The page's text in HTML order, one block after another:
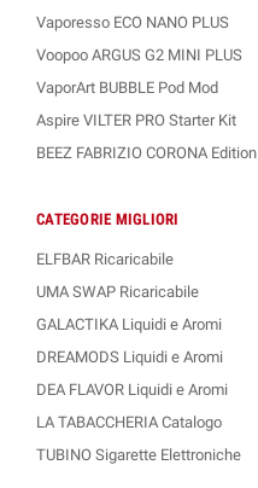
Vaporesso ECO NANO PLUS
Voopoo ARGUS G2 MINI PLUS
VaporArt BUBBLE Pod Mod
Aspire VILTER PRO Starter Kit
BEEZ FABRIZIO CORONA Edition
CATEGORIE MIGLIORI
ELFBAR Ricaricabile
UMA SWAP Ricaricabile
GALACTIKA Liquidi e Aromi
DREAMODS Liquidi e Aromi
DEA FLAVOR Liquidi e Aromi
LA TABACCHERIA Catalogo
TUBINO Sigarette Elettroniche